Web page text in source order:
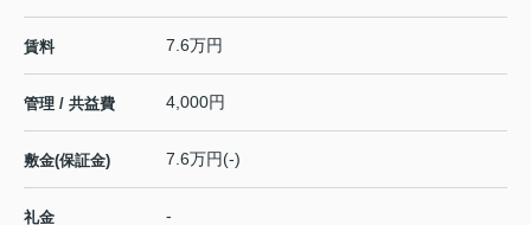
賃料 7.6万円
管理 / 共益費 4,000円
敷金(保証金) 7.6万円(-)
礼金 -